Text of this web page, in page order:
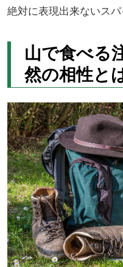
絶対に表現出来ないスパ
山で食べる
然の相性と